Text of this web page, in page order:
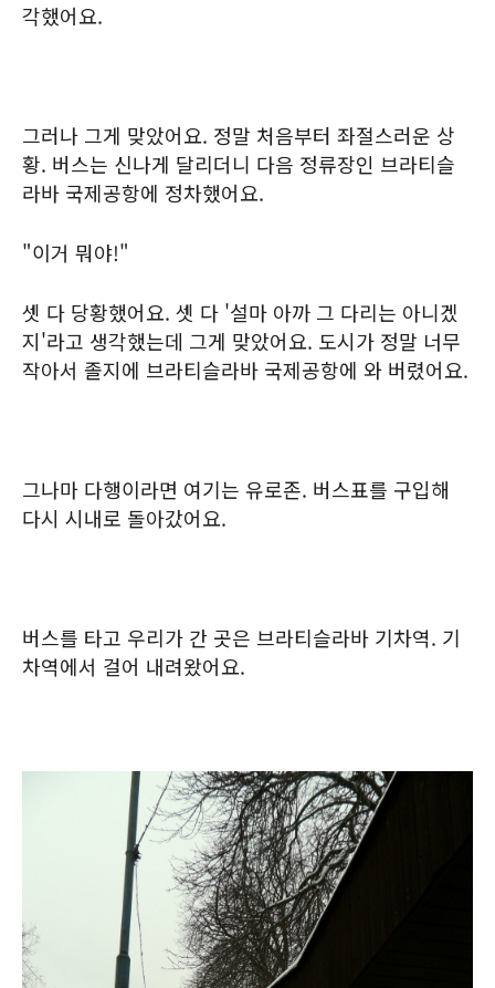
각했어요.
그러나 그게 맞았어요. 정말 처음부터 좌절스러운 상
황. 버스는 신나게 달리더니 다음 정류장인 브라티슬
라바 국제공항에 정차했어요.
"이거 뭐야!"
셋 다 당황했어요. 셋 다 '설마 아까 그 다리는 아니겠
지'라고 생각했는데 그게 맞았어요. 도시가 정말 너무
작아서 졸지에 브라티슬라바 국제공항에 와 버렸어요.
그나마 다행이라면 여기는 유로존. 버스표를 구입해
다시 시내로 돌아갔어요.
버스를 타고 우리가 간 곳은 브라티슬라바 기차역. 기
차역에서 걸어 내려왔어요.